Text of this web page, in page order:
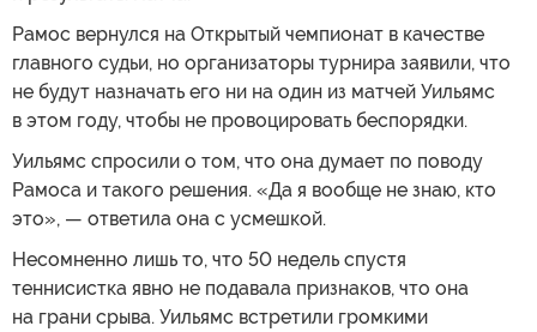
Рамос вернулся на Открытый чемпионат в качестве
главного судьи, но организаторы турнира заявили, что
не будут назначать его ни на один из матчей Уильямс
в этом году, чтобы не провоцировать беспорядки.
Уильямс спросили о том, что она думает по поводу
Рамоса и такого решения. «Да я вообще не знаю, кто
это», — ответила она с усмешкой.
Несомненно лишь то, что 50 недель спустя
теннисистка явно не подавала признаков, что она
на грани срыва. Уильямс встретили громкими